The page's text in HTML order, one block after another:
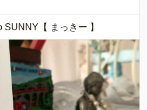
SUNNY【 まっきー 】